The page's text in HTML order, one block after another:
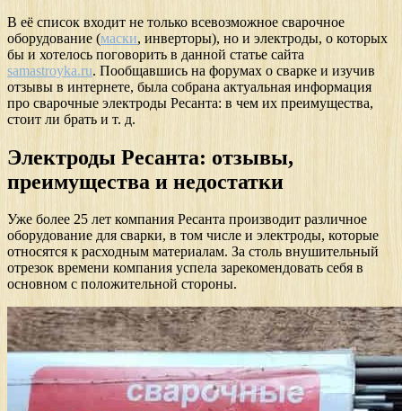
В её список входит не только всевозможное сварочное
оборудование (маски, инверторы), но и электроды, о которых
бы и хотелось поговорить в данной статье сайта
samastroyka.ru. Пообщавшись на форумах о сварке и изучив
отзывы в интернете, была собрана актуальная информация
про сварочные электроды Ресанта: в чем их преимущества,
стоит ли брать и т. д.
Электроды Ресанта: отзывы,
преимущества и недостатки
Уже более 25 лет компания Ресанта производит различное
оборудование для сварки, в том числе и электроды, которые
относятся к расходным материалам. За столь внушительный
отрезок времени компания успела зарекомендовать себя в
основном с положительной стороны.